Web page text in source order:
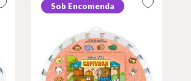
Sob Encomenda